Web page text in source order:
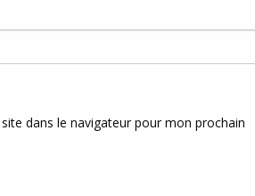
dans le navigateur pour mon prochain